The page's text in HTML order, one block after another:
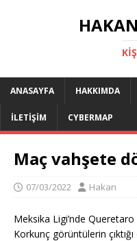
ANASAYFA HAKKIMDA
İLETIŞIM CYBERMAP
Maç vahşete
07/03/2022 Hakan
Meksika Ligi’nde Queretaro
Korkunç görüntülerin